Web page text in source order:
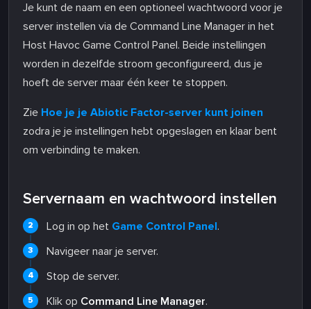
Je kunt de naam en een optioneel wachtwoord voor je
server instellen via de Command Line Manager in het
Host Havoc Game Control Panel. Beide instellingen
worden in dezelfde stroom geconfigureerd, dus je
hoeft de server maar één keer te stoppen.
Zie Hoe je je Abiotic Factor-server kunt joinen
zodra je je instellingen hebt opgeslagen en klaar bent
om verbinding te maken.
Servernaam en wachtwoord instellen
Log in op het Game Control Panel.
Navigeer naar je server.
Stop de server.
Klik op Command Line Manager.